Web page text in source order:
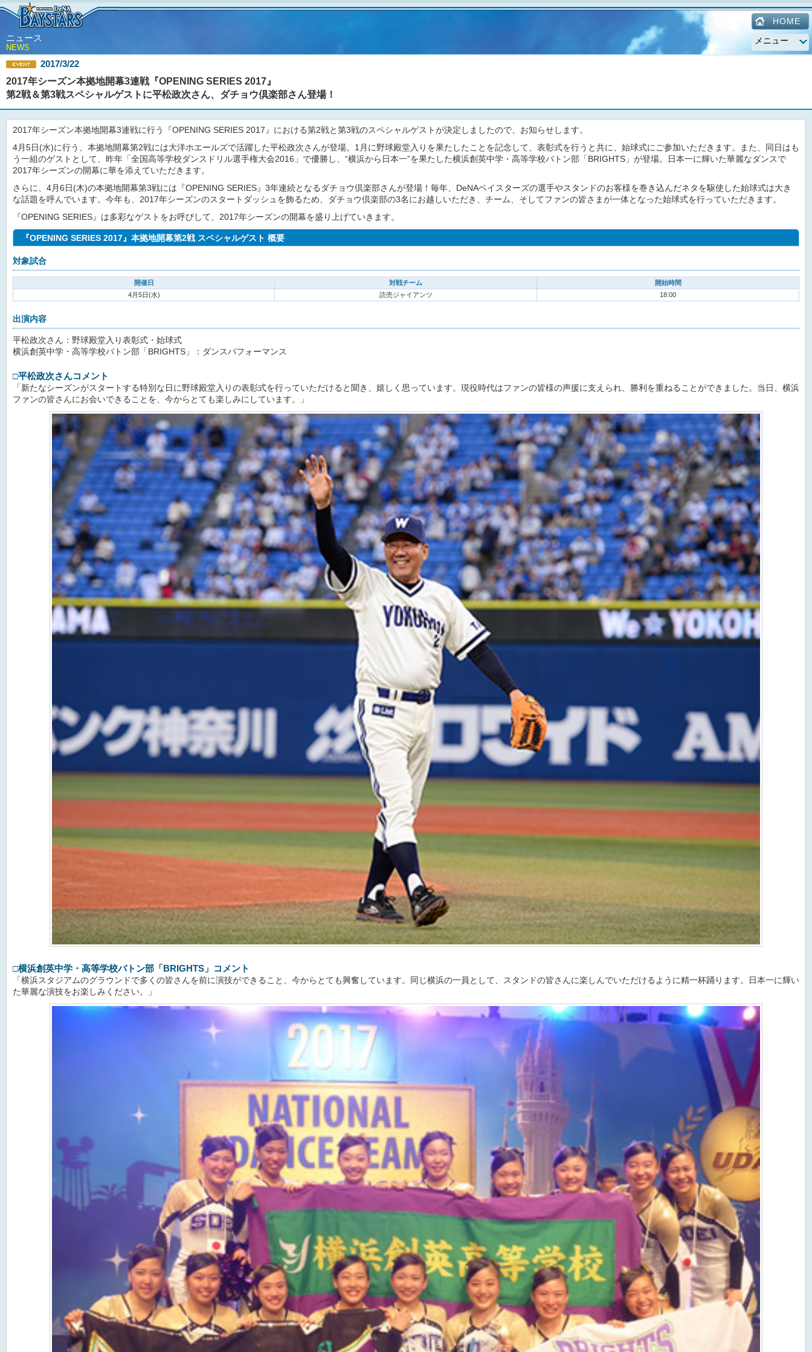
HOME
ニュース
NEWS
2017/3/22
2017年シーズン本拠地開幕3連戦『OPENING SERIES 2017』
第2戦＆第3戦スペシャルゲストに平松政次さん、ダチョウ倶楽部さん登場！
2017年シーズン本拠地開幕3連戦に行う『OPENING SERIES 2017』における第2戦と第3戦のスペシャルゲストが決定しましたので、お知らせします。
4月5日(水)に行う、本拠地開幕第2戦には大洋ホエールズで活躍した平松政次さんが登場。1月に野球殿堂入りを果たしたことを記念して、表彰式を行うと共に、始球式にご参加いただきます。また、同日はも
う一組のゲストとして、昨年「全国高等学校ダンスドリル選手権大会2016」で優勝し、“横浜から日本一”を果たした横浜創英中学・高等学校バトン部「BRIGHTS」が登場。日本一に輝いた華麗なダンスで
2017年シーズンの開幕に華を添えていただきます。
さらに、4月6日(木)の本拠地開幕第3戦には『OPENING SERIES』3年連続となるダチョウ倶楽部さんが登場！毎年、DeNAベイスターズの選手やスタンドのお客様を巻き込んだネタを駆使した始球式は大き
な話題を呼んでいます。今年も、2017年シーズンのスタートダッシュを飾るため、ダチョウ倶楽部の3名にお越しいただき、チーム、そしてファンの皆さまが一体となった始球式を行っていただきます。
『OPENING SERIES』は多彩なゲストをお呼びして、2017年シーズンの開幕を盛り上げていきます。
『OPENING SERIES 2017』本拠地開幕第2戦 スペシャルゲスト 概要
対象試合
開催日 対戦チーム
開始時間
4月5日(水)
読売ジャイアンツ 18:00
出演内容
平松政次さん：野球殿堂入り表彰式・始球式
横浜創英中学・高等学校バトン部「BRIGHTS」：ダンスパフォーマンス
□平松政次さんコメント
「新たなシーズンがスタートする特別な日に野球殿堂入りの表彰式を行っていただけると聞き、嬉しく思っています。現役時代はファンの皆様の声援に支えられ、勝利を重ねることができました。当日、横浜
ファンの皆さんにお会いできることを、今からとても楽しみにしています。」
□横浜創英中学・高等学校バトン部「BRIGHTS」コメント
「横浜スタジアムのグラウンドで多くの皆さんを前に演技ができること、今からとても興奮しています。同じ横浜の一員として、スタンドの皆さんに楽しんでいただけるように精一杯踊ります。日本一に輝い
た華麗な演技をお楽しみください。」